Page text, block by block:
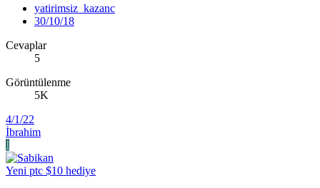
yatirimsiz_kazanc
30/10/18
Cevaplar
5
Görüntülenme
5K
4/1/22
İbrahim
İ
Yeni ptc $10 hediye